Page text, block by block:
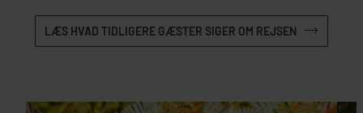
LÆS HVAD TIDLIGERE GÆSTER SIGER OM REJSEN